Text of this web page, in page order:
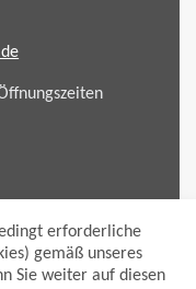
erforderliche
gemäß unseres
Sie weiter auf diesen